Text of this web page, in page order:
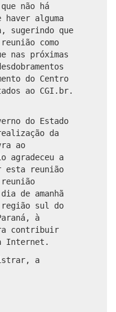
não há
haver alguma
sugerindo que
como
nas próximas
do Centro
ao CGI.br.
do Estado
da
ao
a
esta reunião
de amanhã
sul do
à
contribuir
Internet.
a